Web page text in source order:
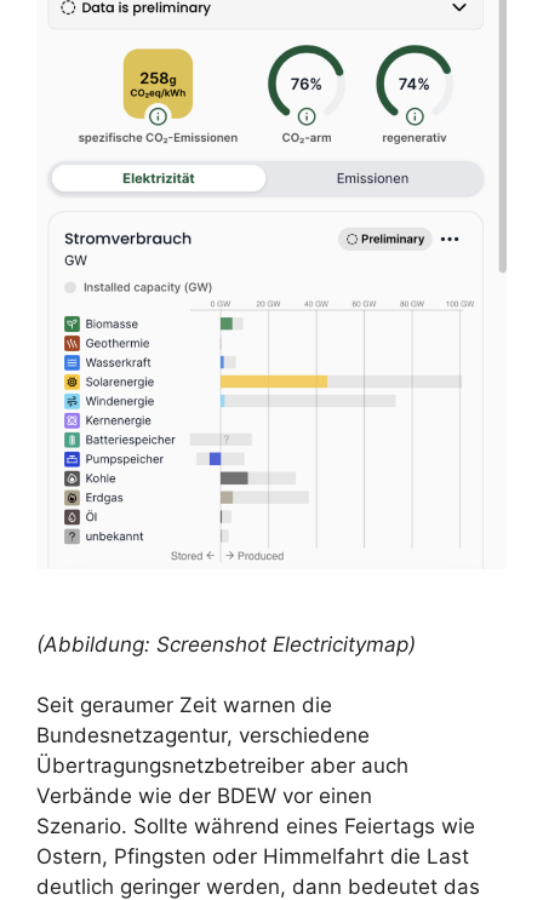
(Abbildung: Screenshot Electricitymap)
Seit geraumer Zeit warnen die
Bundesnetzagentur, verschiedene
Übertragungsnetzbetreiber aber auch
Verbände wie der BDEW vor einen
Szenario. Sollte während eines Feiertags wie
Ostern, Pfingsten oder Himmelfahrt die Last
deutlich geringer werden, dann bedeutet das